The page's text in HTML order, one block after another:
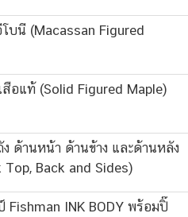
บนี (Macassan Figured
สือแท้ (Solid Figured Maple)
ง ด้านหน้า ด้านข้าง และด้านหลัง
Top, Back and Sides)
Fishman INK BODY พร้อมปิ๊